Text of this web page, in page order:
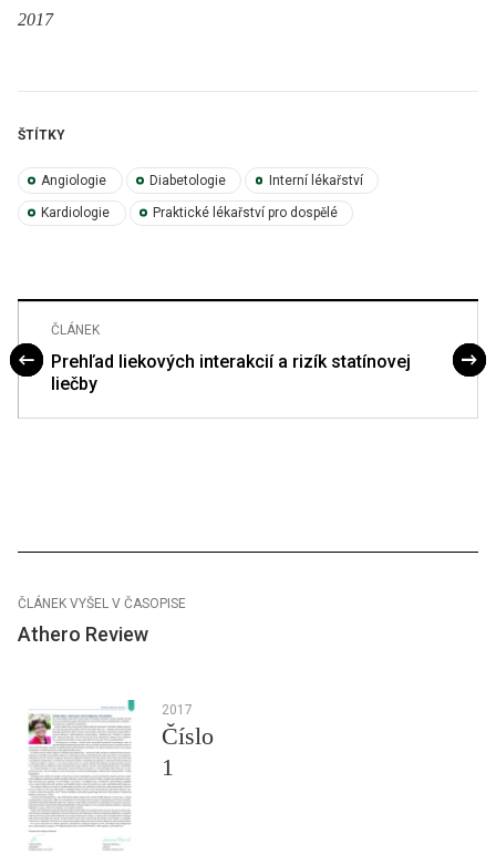
2017
ŠTÍTKY
Angiologie Diabetologie Interní lékařství
Kardiologie Praktické lékařství pro dospělé
ČLÁNEK
Prehľad liekových interakcií a rizík statínovej
liečby
ČLÁNEK VYŠEL V ČASOPISE
Athero Review
2017
Číslo
1